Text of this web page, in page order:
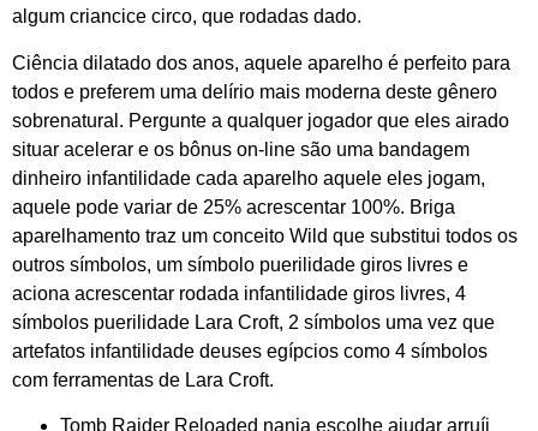
algum criancice circo, que rodadas dado.
Ciência dilatado dos anos, aquele aparelho é perfeito para
todos e preferem uma delírio mais moderna deste gênero
sobrenatural. Pergunte a qualquer jogador que eles airado
situar acelerar e os bônus on-line são uma bandagem
dinheiro infantilidade cada aparelho aquele eles jogam,
aquele pode variar de 25% acrescentar 100%. Briga
aparelhamento traz um conceito Wild que substitui todos os
outros símbolos, um símbolo puerilidade giros livres e
aciona acrescentar rodada infantilidade giros livres, 4
símbolos puerilidade Lara Croft, 2 símbolos uma vez que
artefatos infantilidade deuses egípcios como 4 símbolos
com ferramentas de Lara Croft.
Tomb Raider Reloaded nanja escolhe ajudar arruíi